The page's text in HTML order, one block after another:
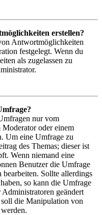
erstellen?
Antwortmöglichkeiten
festgelegt. Wenn du
als zugelassen zu
nur vom
Moderator oder einem
Um eine Umfrage zu
des Themas; dieser ist
Wenn niemand eine
Benutzer die Umfrage
Sollte allerdings
so kann die Umfrage
geändert
die Manipulation von